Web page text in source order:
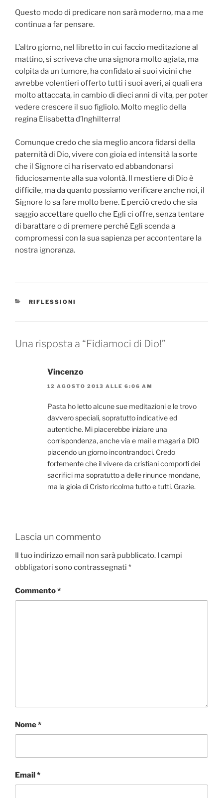
Questo modo di predicare non sarà moderno, ma a me
continua a far pensare.
L’altro giorno, nel libretto in cui faccio meditazione al
mattino, si scriveva che una signora molto agiata, ma
colpita da un tumore, ha confidato ai suoi vicini che
avrebbe volentieri offerto tutti i suoi averi, ai quali era
molto attaccata, in cambio di dieci anni di vita, per poter
vedere crescere il suo figliolo. Molto meglio della
regina Elisabetta d’Inghilterra!
Comunque credo che sia meglio ancora fidarsi della
paternità di Dio, vivere con gioia ed intensità la sorte
che il Signore ci ha riservato ed abbandonarsi
fiduciosamente alla sua volontà. Il mestiere di Dio è
difficile, ma da quanto possiamo verificare anche noi, il
Signore lo sa fare molto bene. E perciò credo che sia
saggio accettare quello che Egli ci offre, senza tentare
di barattare o di premere perché Egli scenda a
compromessi con la sua sapienza per accontentare la
nostra ignoranza.
CATEGORIE
RIFLESSIONI
Una risposta a “Fidiamoci di Dio!”
Vincenzo
12 AGOSTO 2013 ALLE 6:06 AM
Pasta ho letto alcune sue meditazioni e le trovo
davvero speciali, sopratutto indicative ed
autentiche. Mi piacerebbe iniziare una
corrispondenza, anche via e mail e magari a DIO
piacendo un giorno incontrandoci. Credo
fortemente che il vivere da cristiani comporti dei
sacrifici ma sopratutto a delle rinunce mondane,
ma la gioia di Cristo ricolma tutto e tutti. Grazie.
Lascia un commento
Il tuo indirizzo email non sarà pubblicato. I campi
obbligatori sono contrassegnati *
Commento*
Nome*
Email*